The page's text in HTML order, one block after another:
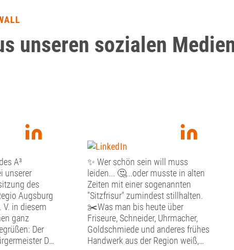
unseren sozialen
A³
unserer
des
Augsburg
V. in diesem
ganz
Der
Dr.
✨ Wer schön sein will muss
leiden... 🤔...oder musste in alten
Zeiten mit einer sogenannten
"Sitzfrisur" zumindest stillhalten.
✂️Was man bis heute über
Friseure, Schneider, Uhrmacher,
Goldschmiede und anderes frühes
Handwerk aus der Region weiß,